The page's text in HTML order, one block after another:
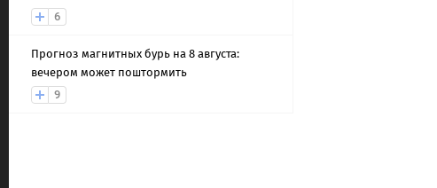
6
Прогноз магнитных бурь на 8 августа:
вечером может поштормить
9